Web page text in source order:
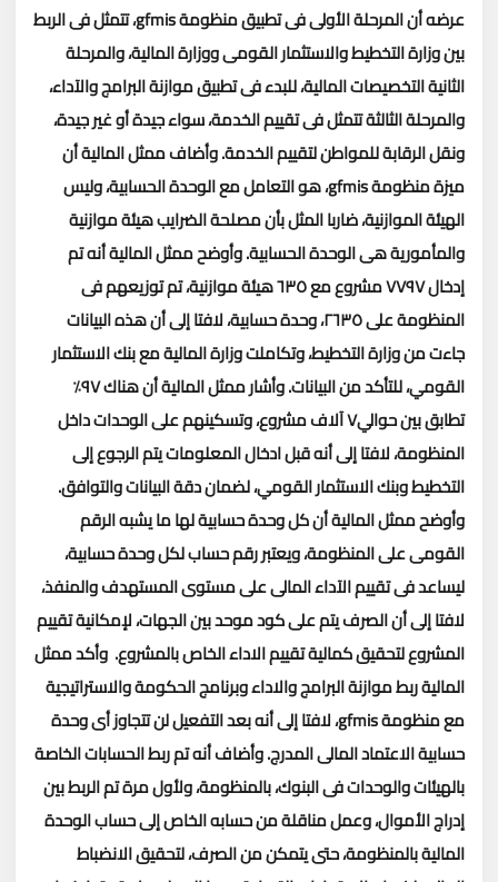
عرضه أن المرحلة الأولى فى تطبيق منظومةgfmis، تتمثل فى الربط
بين وزارة التخطيط والاستثمار القومى ووزارة المالية، والمرحلة
الثانية التخصيصات المالية، للبدء فى تطبيق موازنة البرامج والآداء،
والمرحلة الثالثة تتمثل فى تقييم الخدمة، سواء جيدة أو غير جيدة،
ونقل الرقابة للمواطن لتقييم الخدمة.وأضاف ممثل المالية أن
ميزة منظومةgfmis، هو التعامل مع الوحدة الحسابية، وليس
الهيئة الموازنية، ضاربا المثل بأن مصلحة الضرايب هيئة موازنية
والمأمورية هى الوحدة الحسابية.وأوضح ممثل المالية أنه تم
إدخال ٧٧٩٧ مشروع مع ٦٣٥ هيئة موازنية، تم توزيعهم فى
المنظومة على ٢٦٣٥، وحدة حسابية، لافتا إلى أن هذه البيانات
جاءت من وزارة التخطيط، وتكاملت وزارة المالية مع بنك الاستثمار
القومي، للتأكد من البيانات.
وأشار ممثل المالية أن هناك ٩٧٪
تطابق بين حوالي٧ آلاف مشروع، وتسكينهم على الوحدات داخل
المنظومة، لافتا إلى أنه قبل ادخال المعلومات يتم الرجوع إلى
التخطيط وبنك الاستثمار القومي، لضمان دقة البيانات والتوافق.
وأوضح ممثل المالية أن كل وحدة حسابية لها ما يشبه الرقم
القومى على المنظومة، ويعتبر رقم حساب لكل وحدة حسابية،
ليساعد فى تقييم الآداء المالى على مستوى المستهدف والمنفذ،
لافتا إلى أن الصرف يتم على كود موحد بين الجهات، لإمكانية تقييم
المشروع لتحقيق كمالية تقييم الاداء الخاص بالمشروع. وأكد ممثل
المالية ربط موازنة البرامج والاداء وبرنامج الحكومة والاستراتيجية
مع منظومةgfmis، لافتا إلى أنه بعد التفعيل لن تتجاوز أى وحدة
حسابية الاعتماد المالى المدرج.وأضاف أنه تم ربط الحسابات الخاصة
بالهيئات والوحدات فى البنوك، بالمنظومة، ولأول مرة تم الربط بين
إدراج الأموال، وعمل مناقلة من حسابه الخاص إلى حساب الوحدة
المالية بالمنظومة، حتى يتمكن من الصرف، لتحقيق الانضباط